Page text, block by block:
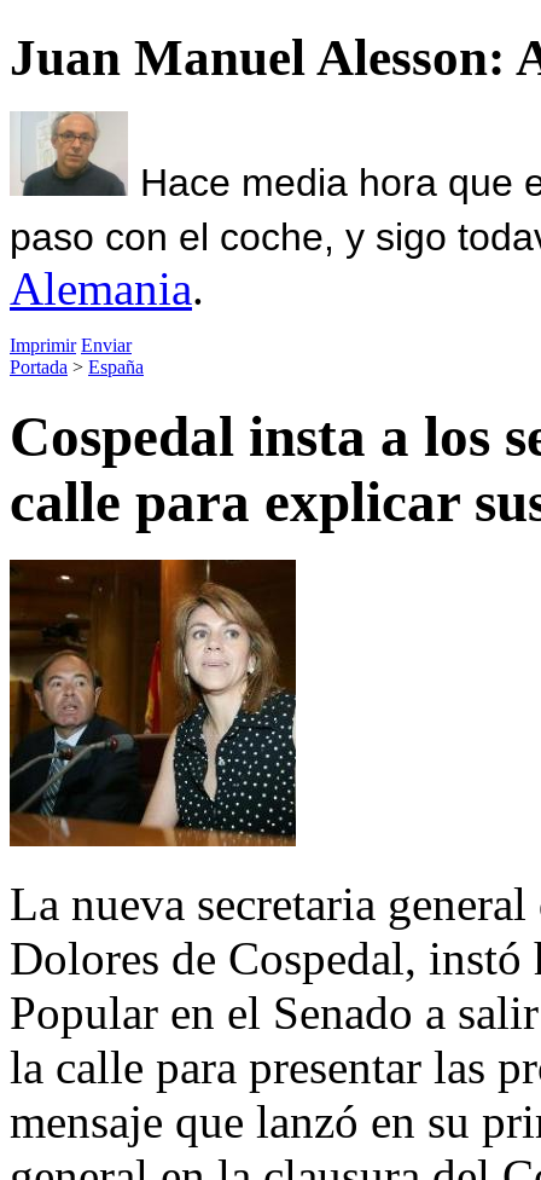
Juan Manuel Alesson:
Hace media hora que
paso con el coche, y sigo
Alemania.
Imprimir Enviar
Portada > España
Cospedal insta a los
calle para explicar
La nueva secretaria
Dolores de Cospedal,
Popular en el Senado a
la calle para presentar las
mensaje que lanzó en su